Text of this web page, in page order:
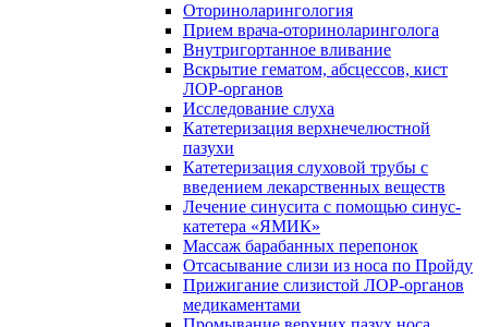
Оториноларингология
Прием врача-оториноларинголога
Внутригортанное вливание
Вскрытие гематом, абсцессов, кист
ЛОР-органов
Исследование слуха
Катетеризация верхнечелюстной
пазухи
Катетеризация слуховой трубы с
введением лекарственных веществ
Лечение синусита с помощью синус-
катетера «ЯМИК»
Массаж барабанных перепонок
Отсасывание слизи из носа по Пройду
Прижигание слизистой ЛОР-органов
медикаментами